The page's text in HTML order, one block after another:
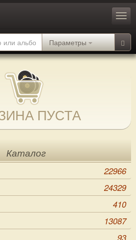
Параметры
ПУСТА
Каталог
22966
24329
410
13087
93